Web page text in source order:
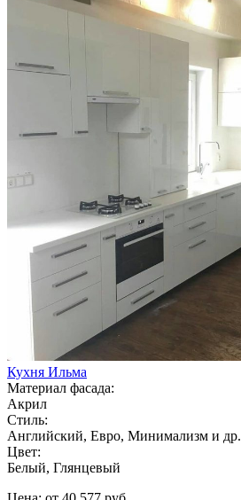
Кухня Ильма
Материал фасада:
Акрил
Стиль:
Английский, Евро, Минимализм и др.
Цвет:
Белый, Глянцевый